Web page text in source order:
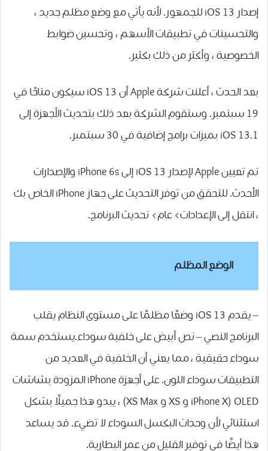
إصدار iOS 13 للجمهور. لأنه يأتي مع وضع مظلم جديد ،
والتحسينات في تطبيقات الأسهم ، وتحسين ضوابط
الخصوصية ، وأكثر من ذلك بكثير.
بعد الحدث ، أعلنت شركة Apple أن iOS 13 سيكون متاحًا في
19 سبتمبر. وستقوم الشركة بعد ذلك بتحديث الأجهزة إلى
iOS 13.1 بميزات برامج إضافية في 30 سبتمبر.
تم تعيين Apple لإصدار iOS 13 إلى iPhone 6s والإصدارات
الأحدث. للتحقق من توفر التحديث على جهاز iPhone الخاص بك
، انتقل إلى الإعدادات> عام> تحديث البرنامج.
الوضع المظلم
– يقدم iOS 13 وضعًا مظلمًا على مستوى النظام يقلب
البرنامج النصي – نص أبيض على خلفية سوداء.يستخدم سمة
سوداء حقيقية ، مما يعني أن الخلفية في العديد من
التطبيقات سوداء اللون. على أجهزة iPhone المزودة بشاشات
OLED (iPhone X و XS و XS Max) ، يبدو هذا جميلًا بشكل
استثنائي لأن وحدات البكسل السوداء لا تضيء. قد يساعد
هذا أيضًا في توفير القليل من عمر البطارية.